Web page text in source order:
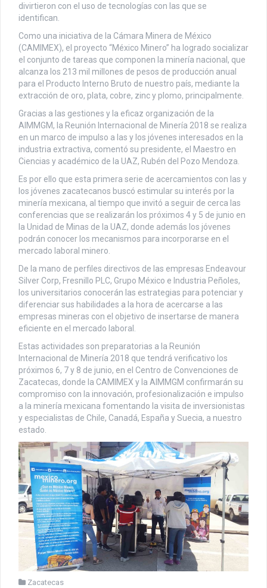
divirtieron con el uso de tecnologías con las que se
identifican.
Como una iniciativa de la Cámara Minera de México
(CAMIMEX), el proyecto “México Minero” ha logrado socializar
el conjunto de tareas que componen la minería nacional, que
alcanza los 213 mil millones de pesos de producción anual
para el Producto Interno Bruto de nuestro país, mediante la
extracción de oro, plata, cobre, zinc y plomo, principalmente.
Gracias a las gestiones y la eficaz organización de la
AIMMGM, la Reunión Internacional de Minería 2018 se realiza
en un marco de impulso a las y los jóvenes interesados en la
industria extractiva, comentó su presidente, el Maestro en
Ciencias y académico de la UAZ, Rubén del Pozo Mendoza.
Es por ello que esta primera serie de acercamientos con las y
los jóvenes zacatecanos buscó estimular su interés por la
minería mexicana, al tiempo que invitó a seguir de cerca las
conferencias que se realizarán los próximos 4 y 5 de junio en
la Unidad de Minas de la UAZ, donde además los jóvenes
podrán conocer los mecanismos para incorporarse en el
mercado laboral minero.
De la mano de perfiles directivos de las empresas Endeavour
Silver Corp, Fresnillo PLC, Grupo México e Industria Peñoles,
los universitarios conocerán las estrategias para potenciar y
diferenciar sus habilidades a la hora de acercarse a las
empresas mineras con el objetivo de insertarse de manera
eficiente en el mercado laboral.
Estas actividades son preparatorias a la Reunión
Internacional de Minería 2018 que tendrá verificativo los
próximos 6, 7 y 8 de junio, en el Centro de Convenciones de
Zacatecas, donde la CAMIMEX y la AIMMGM confirmarán su
compromiso con la innovación, profesionalización e impulso
a la minería mexicana fomentando la visita de inversionistas
y especialistas de Chile, Canadá, España y Suecia, a nuestro
estado.
Zacatecas